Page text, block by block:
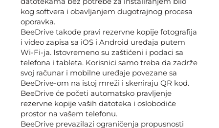
kog softvera i obavljanjem dugotrajnog procesa
oporavka.
BeeDrive takođe pravi rezervne kopije fotografija
i video zapisa sa iOS i Android uređaja putem
Wi-Fi-ja. Istovremeno su zaštićeni i podaci sa
telefona i tableta. Korisnici samo treba da zadrže
svoj računar i mobilne uređaje povezane sa
BeeDrive-om na istoj mreži i skeniraju QR kod.
BeeDrive će početi automatsko pravljenje
rezervne kopije vaših datoteka i oslobodiće
prostor na vašem telefonu.
BeeDrive prevazilazi ograničenja propusnosti